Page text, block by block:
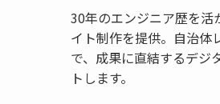
30年のエンジニア歴を活
イト制作を提供。自治体
で、成果に直結するデジ
トします。